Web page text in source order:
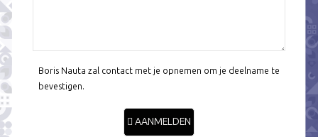
Boris Nauta zal contact met je opnemen om je deelname te
bevestigen.
AANMELDEN